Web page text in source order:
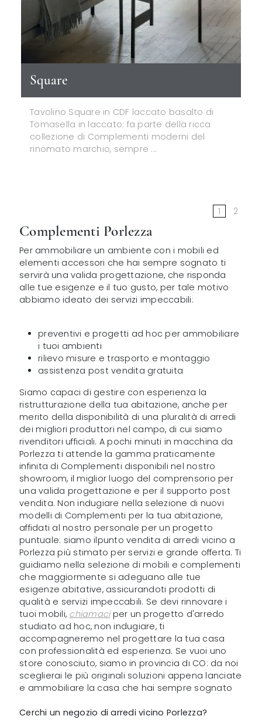
Square
Tavolino Square in CDF laccato basalto di
Tomasella in laccato: fa parte della ricca
collezione di Complementi moderni del
rinomato marchio, sempre ...
1 2
Complementi Porlezza
Per ammobiliare un ambiente con i mobili ed
elementi accessori che hai sempre sognato ti
servirà una valida progettazione, che risponda
alle tue esigenze e il tuo gusto, per tale motivo
abbiamo ideato dei servizi impeccabili:
preventivi e progetti ad hoc per ammobiliare
i tuoi ambienti
rilievo misure e trasporto e montaggio
assistenza post vendita gratuita
Siamo capaci di gestire con esperienza la
ristrutturazione della tua abitazione, anche per
merito della disponibilità di una pluralità di arredi
dei migliori produttori nel campo, di cui siamo
rivenditori ufficiali. A pochi minuti in macchina da
Porlezza ti attende la gamma praticamente
infinita di Complementi disponibili nel nostro
showroom, il miglior luogo del comprensorio per
una valida progettazione e per il supporto post
vendita. Non indugiare nella selezione di nuovi
modelli di Complementi per la tua abitazione,
affidati al nostro personale per un progetto
puntuale: siamo ilpunto vendita di arredi vicino a
Porlezza più stimato per servizi e grande offerta. Ti
guidiamo nella selezione di mobili e complementi
che maggiormente si adeguano alle tue
esigenze abitative, assicurandoti prodotti di
qualità e servizi impeccabili. Se devi rinnovare i
tuoi mobili, chiamaciper un progetto d'arredo
studiato ad hoc, non indugiare, ti
accompagneremo nel progettare la tua casa
con professionalità ed esperienza. Se vuoi uno
store conosciuto, siamo in provincia di CO: da noi
sceglierai le più originali soluzioni appena lanciate
e ammobiliare la casa che hai sempre sognato
Cerchi un negozio di arredi vicino Porlezza?